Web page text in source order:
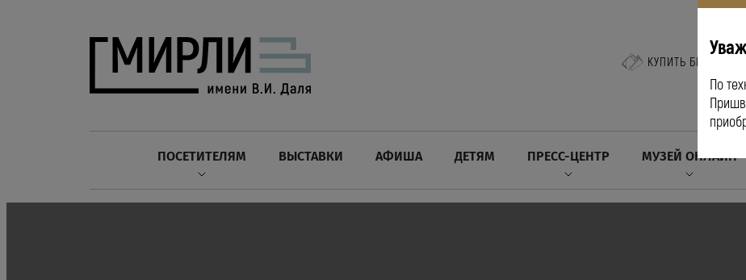
КУПИТЬ БИЛЕТ
ПОСЕТИТЕЛЯМ ВЫСТАВКИ АФИША ДЕТЯМ ПРЕСС-ЦЕНТР МУЗЕЙ ОНЛАЙН
По